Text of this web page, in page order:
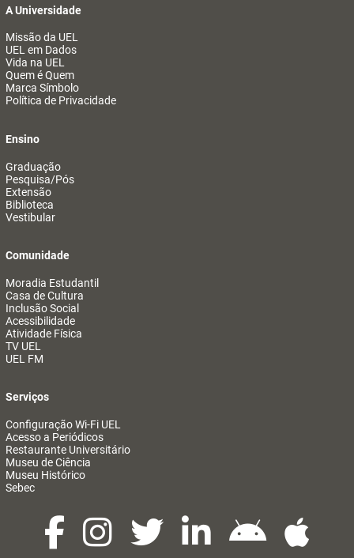
A Universidade
Missão da UEL
UEL em Dados
Vida na UEL
Quem é Quem
Marca Símbolo
Política de Privacidade
Ensino
Graduação
Pesquisa/Pós
Extensão
Biblioteca
Vestibular
Comunidade
Moradia Estudantil
Casa de Cultura
Inclusão Social
Acessibilidade
Atividade Física
TV UEL
UEL FM
Serviços
Configuração Wi-Fi UEL
Acesso a Periódicos
Restaurante Universitário
Museu de Ciência
Museu Histórico
Sebec